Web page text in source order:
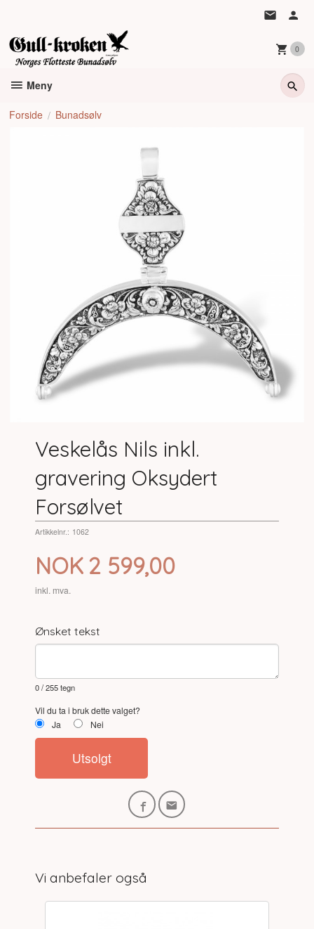
innholdet
0
Meny
Forside Bunadsølv
Veskelås Nils inkl.
gravering Oksydert
Forsølvet
Artikkelnr.: 1062
Pris
NOK 2 599,00
inkl. mva.
Ønsket tekst
0/ 255 tegn
Vil du ta i bruk dette valget?
Ja
Nei
Utsolgt
Vi anbefaler også